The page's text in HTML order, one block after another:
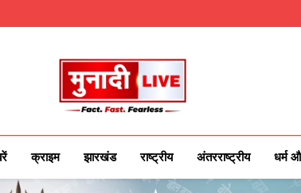
Munadi Live – Jharkhand's Leading Local
क्राइम झारखंड राष्ट्रीय अंतरराष्ट्रीय धर्म